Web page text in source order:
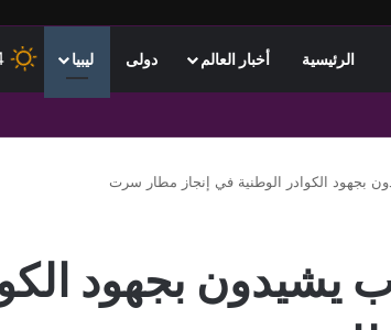
الرئيسية أخبار العالم دولى ليبيا
الواجهة
بجهود الكوادر الوطنية في إنجاز مطار سرت
يشيدون بجهود